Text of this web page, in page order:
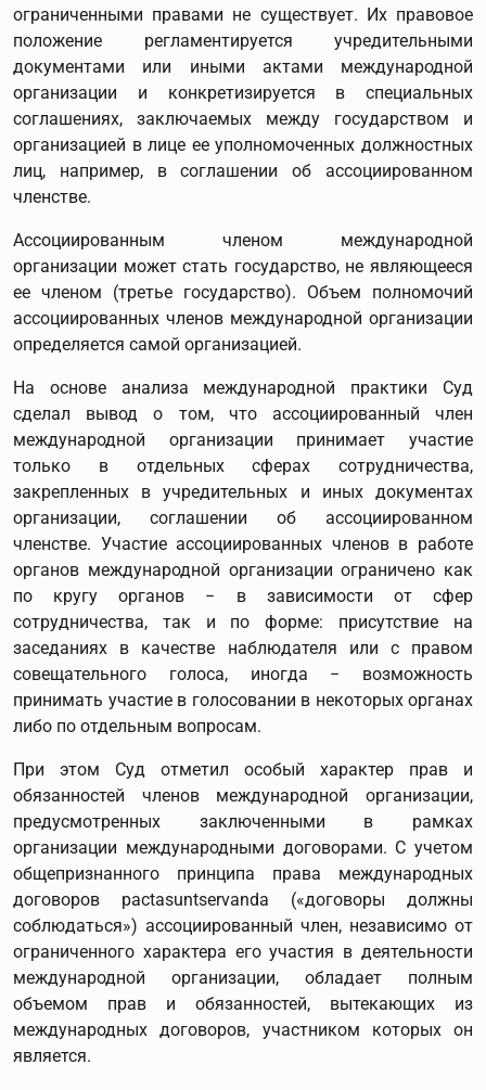
ограниченными правами не существует. Их правовое
положение регламентируется учредительными
документами или иными актами международной
организации и конкретизируется в специальных
соглашениях, заключаемых между государством и
организацией в лице ее уполномоченных должностных
лиц, например, в соглашении об ассоциированном
членстве.
Ассоциированным членом международной
организации может стать государство, не являющееся
ее членом (третье государство). Объем полномочий
ассоциированных членов международной организации
определяется самой организацией.
На основе анализа международной практики Суд
сделал вывод о том, что ассоциированный член
международной организации принимает участие
только в отдельных сферах сотрудничества,
закрепленных в учредительных и иных документах
организации, соглашении об ассоциированном
членстве. Участие ассоциированных членов в работе
органов международной организации ограничено как
по кругу органов − в зависимости от сфер
сотрудничества, так и по форме: присутствие на
заседаниях в качестве наблюдателя или с правом
совещательного голоса, иногда − возможность
принимать участие в голосовании в некоторых органах
либо по отдельным вопросам.
При этом Суд отметил особый характер прав и
обязанностей членов международной организации,
предусмотренных заключенными в рамках
организации международными договорами. С учетом
общепризнанного принципа права международных
договоров pactasuntservanda («договоры должны
соблюдаться») ассоциированный член, независимо от
ограниченного характера его участия в деятельности
международной организации, обладает полным
объемом прав и обязанностей, вытекающих из
международных договоров, участником которых он
является.